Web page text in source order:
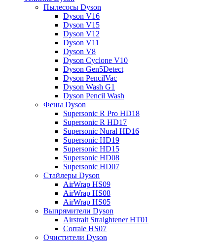
Пылесосы Dyson
Dyson V16
Dyson V15
Dyson V12
Dyson V11
Dyson V8
Dyson Cyclone V10
Dyson Gen5Detect
Dyson PencilVac
Dyson Wash G1
Dyson Pencil Wash
Фены Dyson
Supersonic R Pro HD18
Supersonic R HD17
Supersonic Nural HD16
Supersonic HD19
Supersonic HD15
Supersonic HD08
Supersonic HD07
Стайлеры Dyson
AirWrap HS09
AirWrap HS08
AirWrap HS05
Выпрямители Dyson
Airstrait Straightener HT01
Corrale HS07
Очистители Dyson